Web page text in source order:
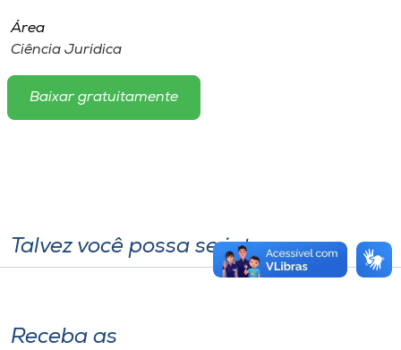
A-
Área
Ciência Jurídica
Baixar gratuitamente
Talvez você possa se interessar
Receba as